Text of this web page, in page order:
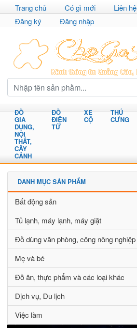
Trang chủ Có gì mới
Liên hệ
Đăng ký
Đăng nhập
ĐỒ
GIA
DỤNG,
NỘI
THẤT,
CÂY
CẢNH
ĐỒ
ĐIỆN
TỬ
XE
CỘ
THÚ
CƯNG
DANH MỤC SẢN PHẨM
Bất động sản
Tủ lạnh, máy lạnh, máy giặt
Đồ dùng văn phòng, công nông nghiệp
Mẹ và bé
Đồ ăn, thực phẩm và các loại khác
Dịch vụ, Du lịch
Việc làm